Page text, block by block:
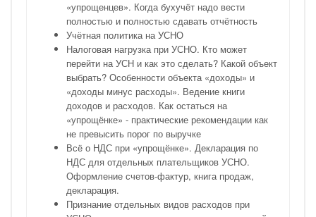
«упрощенцев». Когда бухучёт надо вести
полностью и полностью сдавать отчётность
Учётная политика на УСНО
Налоговая нагрузка при УСНО. Кто может
перейти на УСН и как это сделать? Какой объект
выбрать? Особенности объекта «доходы» и
«доходы минус расходы». Ведение книги
доходов и расходов. Как остаться на
«упрощёнке» - практические рекомендации как
не превысить порог по выручке
Всё о НДС при «упрощёнке». Декларация по
НДС для отдельных плательщиков УСНО.
Оформление счетов-фактур, книга продаж,
декларация.
Признание отдельных видов расходов при